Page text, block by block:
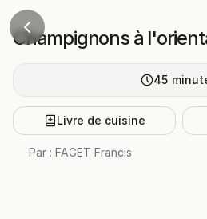
Champignons à
45
Livre de cuisine
Par : FAGET Francis